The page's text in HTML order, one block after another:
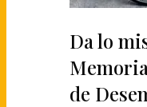
Da lo
de